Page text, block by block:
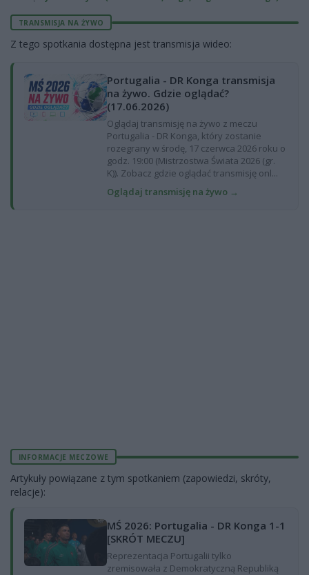
TRANSMISJA NA ŻYWO
Z tego spotkania dostępna jest transmisja wideo:
Portugalia - DR Konga transmisja
na żywo. Gdzie oglądać?
(17.06.2026)
Oglądaj transmisję na żywo z meczu
Portugalia - DR Konga, który zostanie
rozegrany w środę, 17 czerwca 2026 roku o
godz. 19:00 (Mistrzostwa Świata 2026 (gr.
K)). Zobacz gdzie oglądać transmisję onl...
Oglądaj transmisję na żywo →
INFORMACJE MECZOWE
Artykuły powiązane z tym spotkaniem (zapowiedzi, skróty,
relacje):
MŚ 2026: Portugalia - DR Konga 1-1
[SKRÓT MECZU]
Reprezentacja Portugalii tylko
zremisowała z Demokratyczną Republiką